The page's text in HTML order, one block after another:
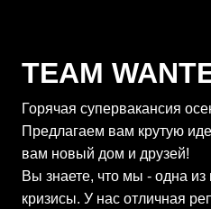
TEAM
Горячая супервакансия
Предлагаем вам крутую
вам новый дом и друзей!
Вы знаете, что мы - одна
кризисы. У нас отличная